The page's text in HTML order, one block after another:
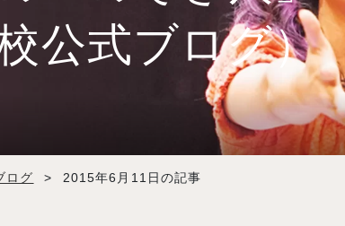
校公式ブログ）
ログ > 2015年6月11日の記事